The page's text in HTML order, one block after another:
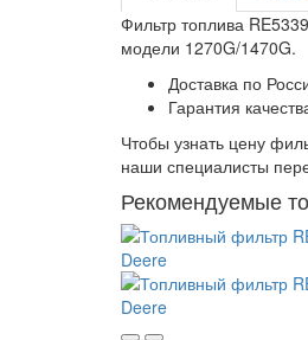
Фильтр топлива
модели 1270G/1470G.
Доставка по
Гарантия
Чтобы узнать цену
наши специалисты
Рекомендуемые